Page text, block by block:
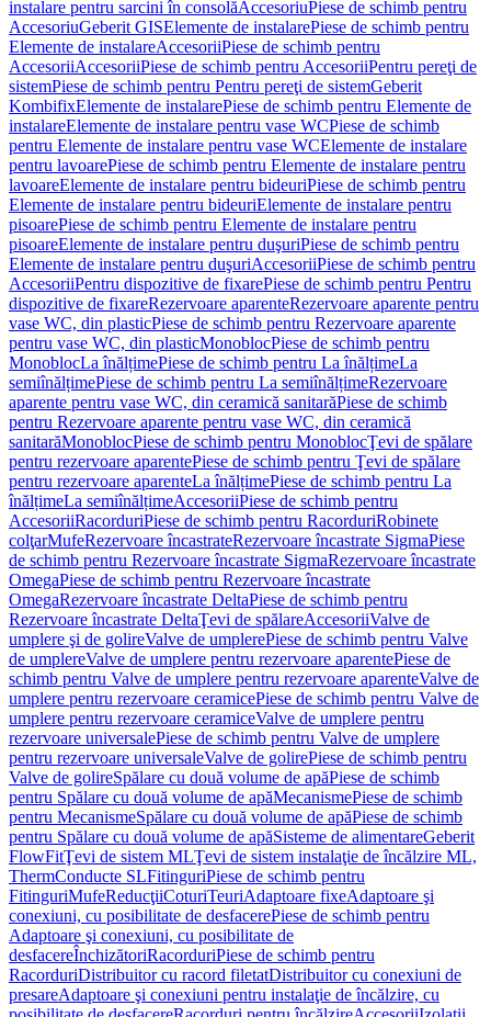
instalare pentru sarcini în consolăAccesoriuPiese de schimb pentru
AccesoriuGeberit GISElemente de instalarePiese de schimb pentru
Elemente de instalareAccesoriiPiese de schimb pentru
AccesoriiAccesoriiPiese de schimb pentru AccesoriiPentru pereţi de
sistemPiese de schimb pentru Pentru pereţi de sistemGeberit
KombifixElemente de instalarePiese de schimb pentru Elemente de
instalareElemente de instalare pentru vase WCPiese de schimb
pentru Elemente de instalare pentru vase WCElemente de instalare
pentru lavoarePiese de schimb pentru Elemente de instalare pentru
lavoareElemente de instalare pentru bideuriPiese de schimb pentru
Elemente de instalare pentru bideuriElemente de instalare pentru
pisoarePiese de schimb pentru Elemente de instalare pentru
pisoareElemente de instalare pentru duşuriPiese de schimb pentru
Elemente de instalare pentru duşuriAccesoriiPiese de schimb pentru
AccesoriiPentru dispozitive de fixarePiese de schimb pentru Pentru
dispozitive de fixareRezervoare aparenteRezervoare aparente pentru
vase WC, din plasticPiese de schimb pentru Rezervoare aparente
pentru vase WC, din plasticMonoblocPiese de schimb pentru
MonoblocLa înălțimePiese de schimb pentru La înălțimeLa
semiînălțimePiese de schimb pentru La semiînălțimeRezervoare
aparente pentru vase WC, din ceramică sanitarăPiese de schimb
pentru Rezervoare aparente pentru vase WC, din ceramică
sanitarăMonoblocPiese de schimb pentru MonoblocŢevi de spălare
pentru rezervoare aparentePiese de schimb pentru Ţevi de spălare
pentru rezervoare aparenteLa înălțimePiese de schimb pentru La
înălțimeLa semiînălțimeAccesoriiPiese de schimb pentru
AccesoriiRacorduriPiese de schimb pentru RacorduriRobinete
colţarMufeRezervoare încastrateRezervoare încastrate SigmaPiese
de schimb pentru Rezervoare încastrate SigmaRezervoare încastrate
OmegaPiese de schimb pentru Rezervoare încastrate
OmegaRezervoare încastrate DeltaPiese de schimb pentru
Rezervoare încastrate DeltaŢevi de spălareAccesoriiValve de
umplere şi de golireValve de umplerePiese de schimb pentru Valve
de umplereValve de umplere pentru rezervoare aparentePiese de
schimb pentru Valve de umplere pentru rezervoare aparenteValve de
umplere pentru rezervoare ceramicePiese de schimb pentru Valve de
umplere pentru rezervoare ceramiceValve de umplere pentru
rezervoare universalePiese de schimb pentru Valve de umplere
pentru rezervoare universaleValve de golirePiese de schimb pentru
Valve de golireSpălare cu două volume de apăPiese de schimb
pentru Spălare cu două volume de apăMecanismePiese de schimb
pentru MecanismeSpălare cu două volume de apăPiese de schimb
pentru Spălare cu două volume de apăSisteme de alimentareGeberit
FlowFitŢevi de sistem MLŢevi de sistem instalaţie de încălzire ML,
ThermConducte SLFitinguriPiese de schimb pentru
FitinguriMufeReducţiiCoturiTeuriAdaptoare fixeAdaptoare şi
conexiuni, cu posibilitate de desfacerePiese de schimb pentru
Adaptoare şi conexiuni, cu posibilitate de
desfacereÎnchizătoriRacorduriPiese de schimb pentru
RacorduriDistribuitor cu racord filetatDistribuitor cu conexiuni de
presareAdaptoare şi conexiuni pentru instalaţie de încălzire, cu